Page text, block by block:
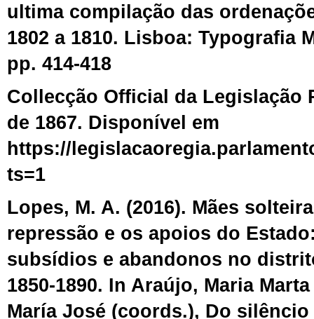
ultima compilação das
1802 a 1810. Lisboa: Typografia
pp. 414-418
Collecção Official da Legislação
de 1867. Disponível em
https://
ts=1
Lopes, M. A. (2016). Mães
repressão e os apoios do
subsídios e abandonos no
1850-1890. In Araújo, Maria
María José (coords.), Do